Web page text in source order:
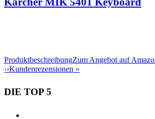
ProduktbeschreibungZum Angebot auf
››Kundenrezensionen »
DIE TOP 5